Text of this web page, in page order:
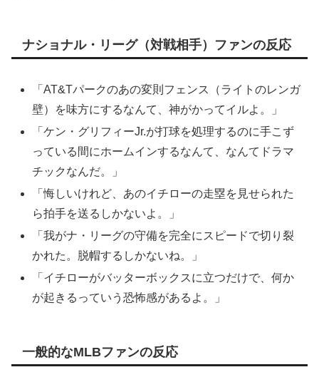
ナショナル・リーグ（対戦相手）ファンの反応
「AT&Tパークのあの変則フェンス（ライトのレンガ
壁）を味方にするなんて、神がかってイルよ。」
「ケン・グリフィーJr.が打球を処理するのに手こず
っている間にホームインするなんて、なんてドラマ
チックなんだ。」
「悔しいけれど、あのイチローの走塁を見せられた
ら拍手を送るしかないよ。」
「我がナ・リーグの守備を完全にスピードで切り裂
かれた。脱帽するしかないね。」
「イチローがバッターボックスに立つだけで、何か
が起きるっていう恐怖感があるよ。」
一般的なMLBファンの反応